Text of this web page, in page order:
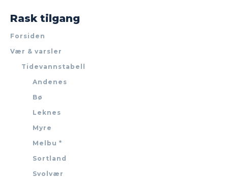
Rask tilgang
Forsiden
Vær & varsler
Tidevannstabell
Andenes
Bø
Leknes
Myre
Melbu *
Sortland
Svolvær